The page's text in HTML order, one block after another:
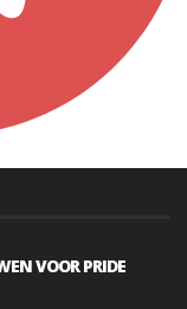
VOOR PRIDE